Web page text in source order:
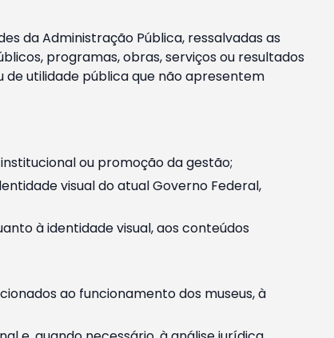
da Administração Pública, ressalvadas as
programas, obras, serviços ou resultados
utilidade pública que não apresentem
ou promoção da gestão;
visual do atual Governo Federal,
à identidade visual, aos conteúdos
ao funcionamento dos museus, à